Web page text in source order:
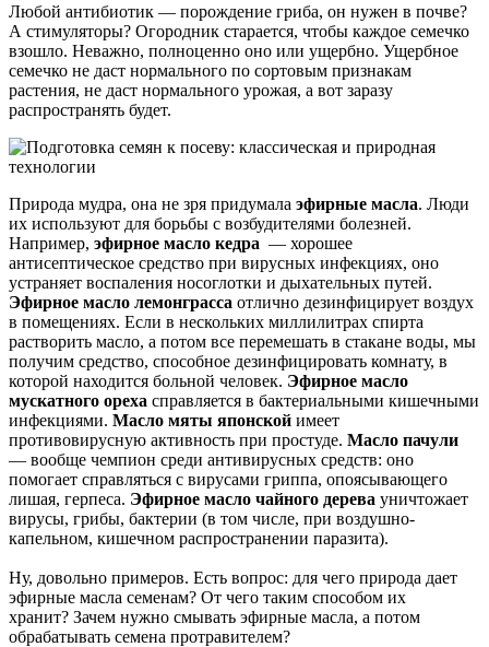
Любой антибиотик — порождение гриба, он нужен в почве?
А стимуляторы? Огородник старается, чтобы каждое семечко
взошло. Неважно, полноценно оно или ущербно. Ущербное
семечко не даст нормального по сортовым признакам
растения, не даст нормального урожая, а вот заразу
распространять будет.
Природа мудра, она не зря придумала эфирные масла. Люди
их используют для борьбы с возбудителями болезней.
Например, эфирное масло кедра — хорошее
антисептическое средство при вирусных инфекциях, оно
устраняет воспаления носоглотки и дыхательных путей.
Эфирное масло лемонграсса отлично дезинфицирует воздух
в помещениях. Если в нескольких миллилитрах спирта
растворить масло, а потом все перемешать в стакане воды, мы
получим средство, способное дезинфицировать комнату, в
которой находится больной человек. Эфирное масло
мускатного ореха справляется в бактериальными кишечными
инфекциями. Масло мяты японской имеет
противовирусную активность при простуде. Масло пачули
— вообще чемпион среди антивирусных средств: оно
помогает справляться с вирусами гриппа, опоясывающего
лишая, герпеса. Эфирное масло чайного дерева уничтожает
вирусы, грибы, бактерии (в том числе, при воздушно-
капельном, кишечном распространении паразита).
Ну, довольно примеров. Есть вопрос: для чего природа дает
эфирные масла семенам? От чего таким способом их
хранит? Зачем нужно смывать эфирные масла, а потом
обрабатывать семена протравителем?